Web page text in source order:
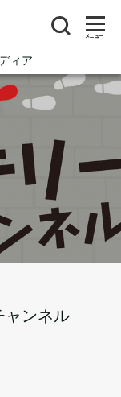
ィア
メニュー
ャンネル